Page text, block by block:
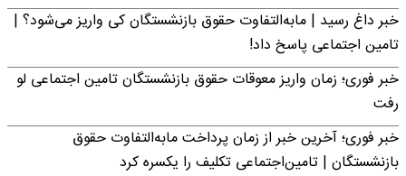
خبر داغ رسید | مابه‌التفاوت حقوق بازنشستگان کی واریز می‌شود؟ |
تامین اجتماعی پاسخ داد!
خبر فوری؛ زمان واریز معوقات حقوق بازنشستگان تامین اجتماعی لو
رفت
خبر فوری؛ آخرین خبر از زمان پرداخت مابه‌التفاوت حقوق
بازنشستگان | تامین‌اجتماعی تکلیف را یکسره کرد